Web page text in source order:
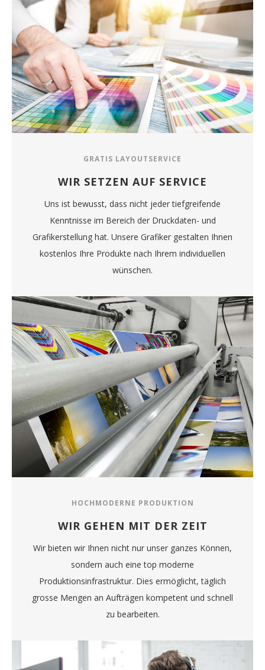
GRATIS LAYOUTSERVICE
WIR SETZEN AUF SERVICE
Uns ist bewusst, dass nicht jeder tiefgreifende
Kenntnisse im Bereich der Druckdaten- und
Grafikerstellung hat. Unsere Grafiker gestalten Ihnen
kostenlos Ihre Produkte nach Ihrem individuellen
wünschen.
HOCHMODERNE PRODUKTION
WIR GEHEN MIT DER ZEIT
Wir bieten wir Ihnen nicht nur unser ganzes Können,
sondern auch eine top moderne
Produktionsinfrastruktur. Dies ermöglicht, täglich
grosse Mengen an Aufträgen kompetent und schnell
zu bearbeiten.